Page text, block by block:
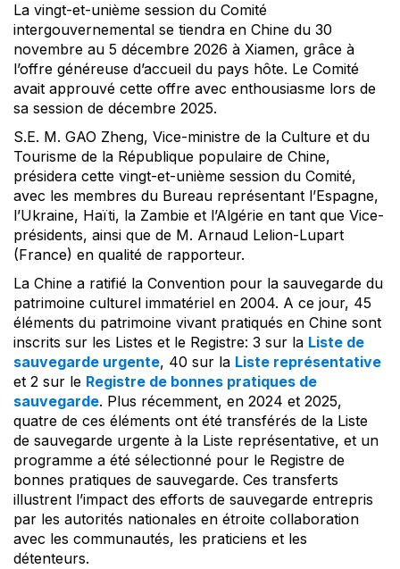
La vingt-et-unième session du Comité
intergouvernemental se tiendra en Chine du 30
novembre au 5 décembre 2026 à Xiamen, grâce à
l’offre généreuse d’accueil du pays hôte. Le Comité
avait approuvé cette offre avec enthousiasme lors de
sa session de décembre 2025.
S.E. M. GAO Zheng, Vice-ministre de la Culture et du
Tourisme de la République populaire de Chine,
présidera cette vingt-et-unième session du Comité,
avec les membres du Bureau représentant l’Espagne,
l’Ukraine, Haïti, la Zambie et l’Algérie en tant que Vice-
présidents, ainsi que de M. Arnaud Lelion-Lupart
(France) en qualité de rapporteur.
La Chine a ratifié la Convention pour la sauvegarde du
patrimoine culturel immatériel en 2004. A ce jour, 45
éléments du patrimoine vivant pratiqués en Chine sont
inscrits sur les Listes et le Registre: 3 sur la Liste de
sauvegarde urgente, 40 sur la Liste représentative
et 2 sur le Registre de bonnes pratiques de
sauvegarde. Plus récemment, en 2024 et 2025,
quatre de ces éléments ont été transférés de la Liste
de sauvegarde urgente à la Liste représentative, et un
programme a été sélectionné pour le Registre de
bonnes pratiques de sauvegarde. Ces transferts
illustrent l’impact des efforts de sauvegarde entrepris
par les autorités nationales en étroite collaboration
avec les communautés, les praticiens et les
détenteurs.